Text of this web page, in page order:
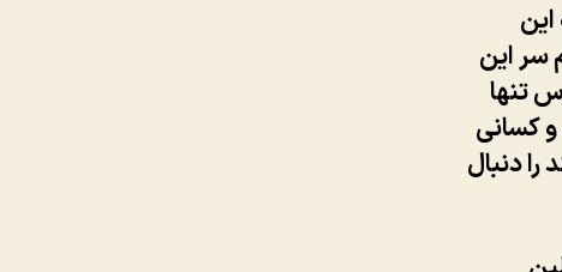
سر این
تنها
و کسانی
دنبال